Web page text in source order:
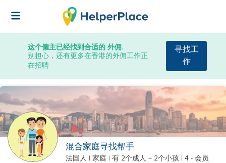
这个僱主已经找到合适的 外佣.
别担心，还有更多在香港的外佣工作正
在招聘
寻找工
作
混合家庭寻找帮手
法国人 | 家庭 | 有 2个成人 + 2个小孩 | 4 - 会员